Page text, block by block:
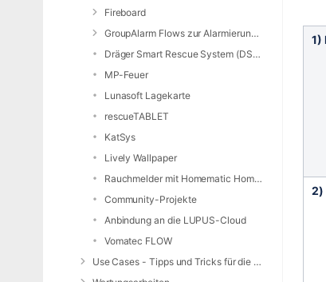
Fireboard
GroupAlarm Flows zur Alarmierung nutzen
Dräger Smart Rescue System (DSRS)
MP-Feuer
Lunasoft Lagekarte
rescueTABLET
KatSys
Lively Wallpaper
Rauchmelder mit Homematic Home Control Unit und openCCU
Community-Projekte
Anbindung an die LUPUS-Cloud
Vomatec FLOW
Use Cases - Tipps und Tricks für die Anwendung von DIVERA 24/7
1)
2)